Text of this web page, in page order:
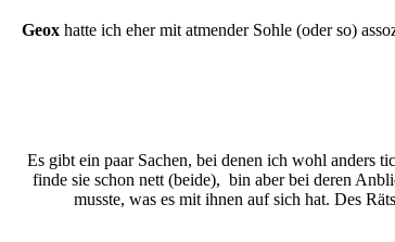
Geoxhatte ich eher mit atmender Sohle (oder so)
Es gibt ein paar Sachen, bei denen ich wohl anders
finde sie schon nett (beide), bin aber bei deren
musste, was es mit ihnen auf sich hat. Des